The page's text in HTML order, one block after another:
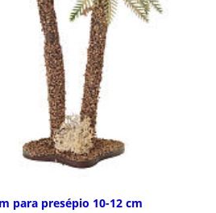
para presépio 10-12 cm